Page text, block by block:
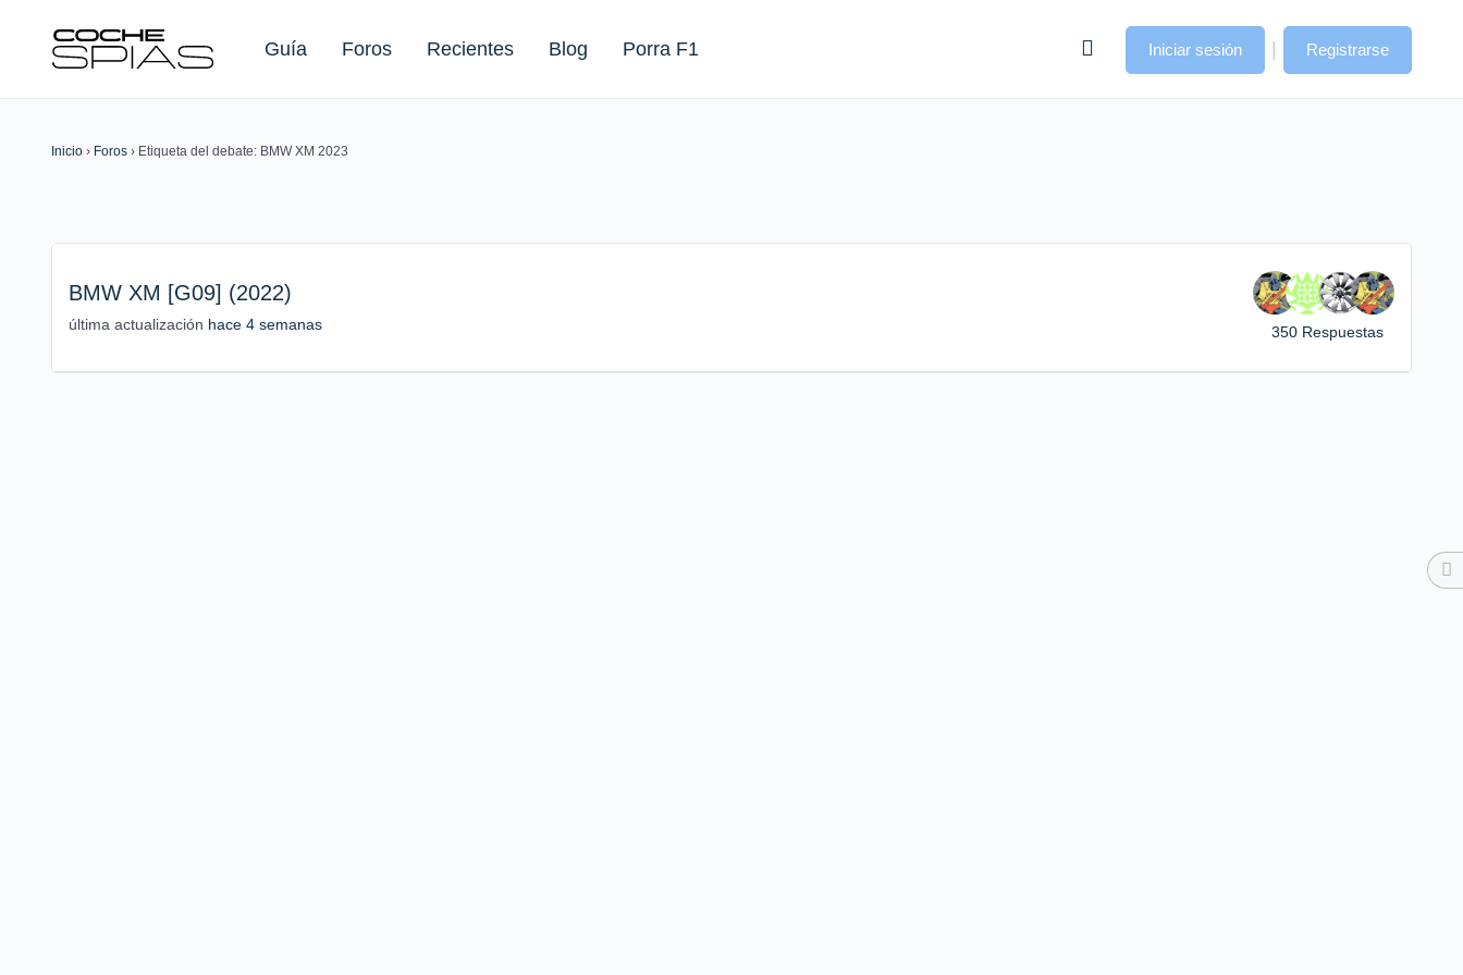
Guía Foros Recientes Blog Porra F1
Buscar:
Iniciar sesión | Registrarse
Inicio › Foros › Etiqueta del debate: BMW XM 2023
BMW XM [G09] (2022)
última actualización hace 4 semanas 350 Respuestas